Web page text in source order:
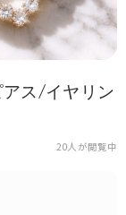
ス/イヤリン
20人が閲覧中